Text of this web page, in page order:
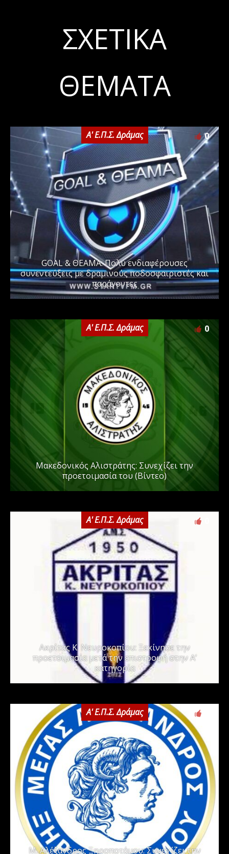
ΣΧΕΤΙΚΆ
ΘΈΜΑΤΑ
Α' Ε.Π.Σ. Δράμας 0
GOAL & ΘΕΑΜΑ: Πολύ ενδιαφέρουσες
συνεντεύξεις με δραμινούς ποδοσφαιριστές και
παράγοντες
Α' Ε.Π.Σ. Δράμας 0
Μακεδονικός Αλιστράτης: Συνεχίζει την
προετοιμασία του (Βίντεο)
Α' Ε.Π.Σ. Δράμας
Ακρίτας Κ. Νευροκοπίου: Ξεκίνησε την
προετοιμασία μετά την επιστροφή στην Α’
κατηγορία
Α' Ε.Π.Σ. Δράμας
Μ. Αλέξανδρος Ξηροποτάμου: Συνεχίζει την